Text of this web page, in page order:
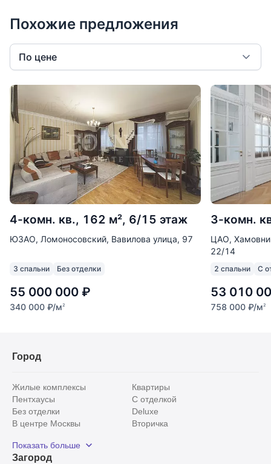
Похожие предложения
По цене
4-комн. кв., 162 м², 6/15 этаж
ЮЗАО, Ломоносовский, Вавилова улица, 97
3 спальни Без отделки
55 000 000 ₽
340 000 ₽/м2
3-комн.
ЦАО,
22/14
2 спальни С
53 010
758 000 ₽/м2
Город
Жилые комплексы
Квартиры
Пентхаусы
С отделкой
Без отделки
Deluxe
В центре Москвы
Вторичка
Рядом с парком
С панорамными окнами
Показать больше
Загород